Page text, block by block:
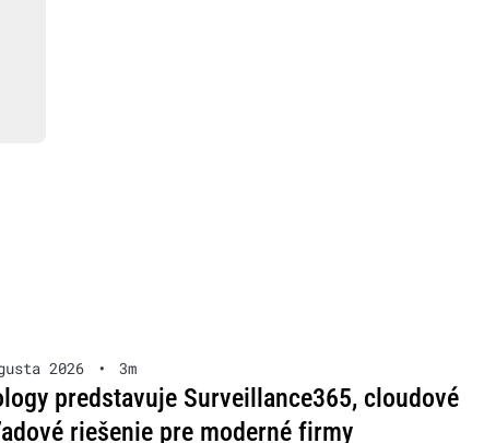
2026 • 3m
predstavuje Surveillance365, cloudové
riešenie pre moderné firmy